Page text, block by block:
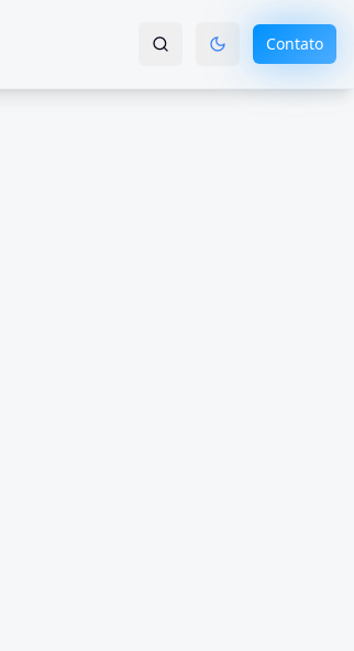
Contato